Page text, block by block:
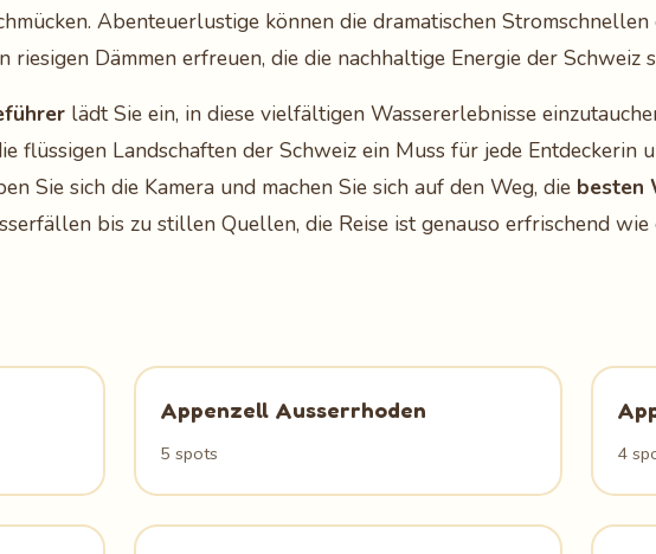
Abenteuerlustige können die dramatischen Stromschnellen
Dämmen erfreuen, die die nachhaltige Energie der Schweiz
lädt Sie ein, in diese vielfältigen Wassererlebnisse
flüssigen Landschaften der Schweiz ein Muss für jede Entdeckerin
Sie sich die Kamera und machen Sie sich auf den Weg, die besten
bis zu stillen Quellen, die Reise ist genauso erfrischend wie
Appenzell Ausserrhoden
5 spots 4